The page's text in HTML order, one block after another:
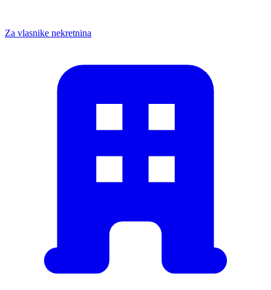
Za vlasnike nekretnina